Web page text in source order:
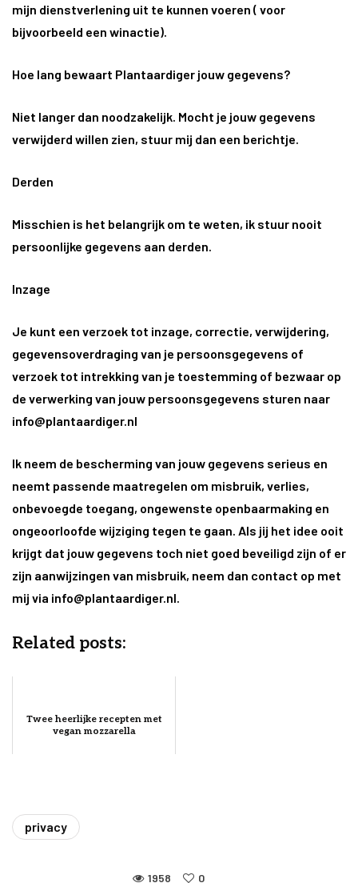
mijn dienstverlening uit te kunnen voeren ( voor
bijvoorbeeld een winactie).
Hoe lang bewaart Plantaardiger jouw gegevens?
Niet langer dan noodzakelijk. Mocht je jouw gegevens
verwijderd willen zien, stuur mij dan een berichtje.
Derden
Misschien is het belangrijk om te weten, ik stuur nooit
persoonlijke gegevens aan derden.
Inzage
Je kunt een verzoek tot inzage, correctie, verwijdering,
gegevensoverdraging van je persoonsgegevens of
verzoek tot intrekking van je toestemming of bezwaar op
de verwerking van jouw persoonsgegevens sturen naar
info@plantaardiger.nl
Ik neem de bescherming van jouw gegevens serieus en
neemt passende maatregelen om misbruik, verlies,
onbevoegde toegang, ongewenste openbaarmaking en
ongeoorloofde wijziging tegen te gaan. Als jij het idee ooit
krijgt dat jouw gegevens toch niet goed beveiligd zijn of er
zijn aanwijzingen van misbruik, neem dan contact op met
mij via info@plantaardiger.nl.
Related posts:
Twee heerlijke recepten met
vegan mozzarella
privacy
1958 0